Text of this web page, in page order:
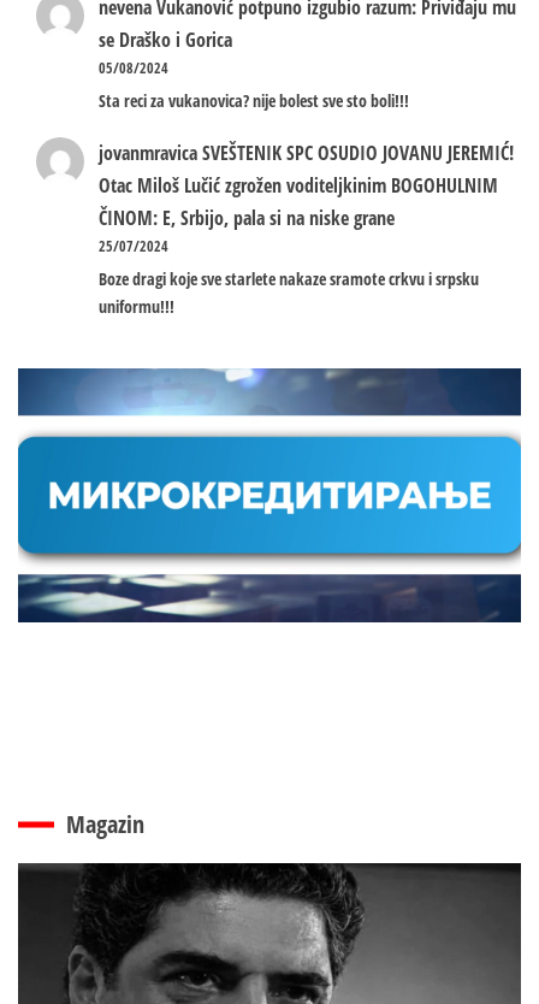
nevenaVukanović potpuno izgubio razum: Priviđaju mu
se Draško i Gorica
05/08/2024
Sta reci za vukanovica? nije bolest sve sto boli!!!
jovanmravicaSVEŠTENIK SPC OSUDIO JOVANU JEREMIĆ!
Otac Miloš Lučić zgrožen voditeljkinim BOGOHULNIM
ČINOM: E, Srbijo, pala si na niske grane
25/07/2024
Boze dragi koje sve starlete nakaze sramote crkvu i srpsku
uniformu!!!
Magazin